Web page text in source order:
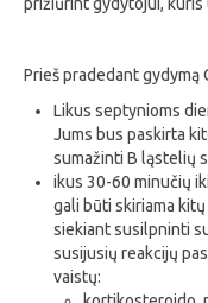
prižiūrint gydytojui,
Prieš pradedant gydymą
Likus septynioms
Jums bus paskirta
sumažinti B ląstelių
ikus 30-60 minučių
gali būti skiriama
siekiant susilpninti
susijusių reakcijų
vaistų: